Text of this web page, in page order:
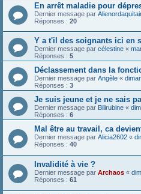
En arrêt maladie pour
Dernier message par
Réponses : 20
Y a t'il des soignants ici en
Dernier message par célestine «
Réponses : 5
Déclassement dans la
Dernier message par Angèle «
Réponses : 3
Je suis jeune et je ne sais
Dernier message par Bilirubine «
Réponses : 6
Mal être au travail, ca
Dernier message par Alicia2602 «
Réponses : 40
Invalidité à vie ?
Dernier message par Archaos «
Réponses : 61